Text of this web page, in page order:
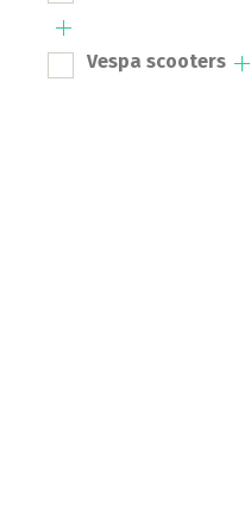
Vespa scooters